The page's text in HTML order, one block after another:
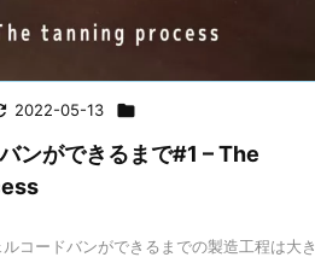
2022-05-13 
ンができるまで#1 – The
コードバンができるまでの製造工程は大き